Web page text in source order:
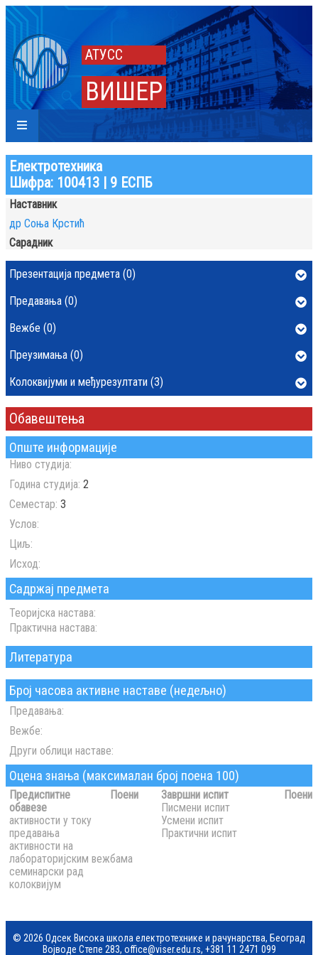
АТУСС
ВИШЕР
Електротехника
Шифра: 100413 | 9 ЕСПБ
Опште информације
Ниво студија:
Година студија: 2
Семестар: 3
Услов:
Циљ:
Исход:
Садржај предмета
Теоријска настава:
Практична настава:
Литература
Број часова активне наставе (недељно)
Предавања:
Вежбе:
Други облици наставе:
Оцена знања (максималан број поена 100)
Предиспитне
обавезе
Поени
активности у току
предавања
активности на
лабораторијским вежбама
семинарски рад
колоквијум
Завршни испит
Поени
Писмени испит
Усмени испит
Практични испит
Наставник
др Соња Крстић
Сарадник
Презентација предмета (0)
Предавања (0)
Вежбе (0)
Преузимања (0)
Колоквијуми и међурезултати (3)
Обавештења
© 2026 Одсек Висока школа електротехнике и рачунарства, Београд
Војводе Степе 283, office@viser.edu.rs, +381 11 2471 099